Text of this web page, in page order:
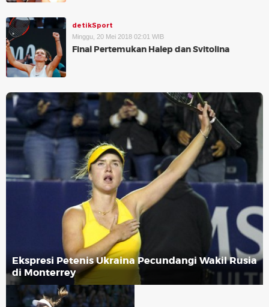
detikSport
Minggu, 20 Mei 2018 02:01 WIB
Final Pertemukan Halep dan Svitolina
Ekspresi Petenis Ukraina Pecundangi Wakil Rusia
di Monterrey